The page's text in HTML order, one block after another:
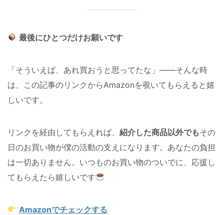
最後にひとつだけお願いです
「そういえば、あれ買おうと思ってたな」——そんな時
は、この記事のリンクからAmazonを覗いてもらえると嬉
しいです。
リンクを経由してもらえれば、 紹介した商品以外でもその
日のお買い物が僕の活動の支えになります。あなたの負担
は一切ありません。いつものお買い物のついでに、応援し
てもらえたら嬉しいです
Amazonでチェックする